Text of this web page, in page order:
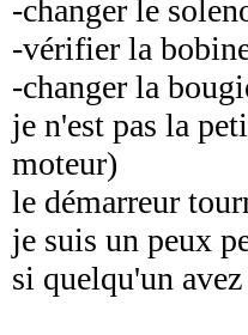
-changer le
-vérifier la
-changer la
je n'est pas la
moteur)
le démarreur
je suis un peux
si quelqu'un